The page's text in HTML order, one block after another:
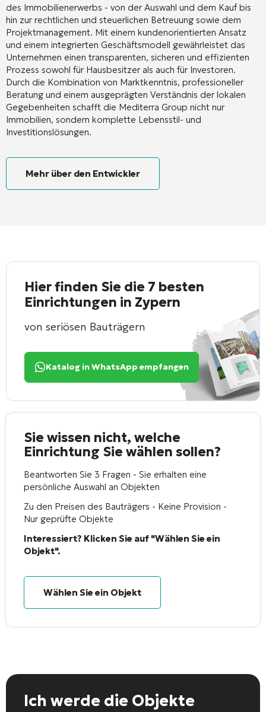
des Immobilienerwerbs - von der Auswahl und dem Kauf bis
hin zur rechtlichen und steuerlichen Betreuung sowie dem
Projektmanagement. Mit einem kundenorientierten Ansatz
und einem integrierten Geschäftsmodell gewährleistet das
Unternehmen einen transparenten, sicheren und effizienten
Prozess sowohl für Hausbesitzer als auch für Investoren.
Durch die Kombination von Marktkenntnis, professioneller
Beratung und einem ausgeprägten Verständnis der lokalen
Gegebenheiten schafft die Mediterra Group nicht nur
Immobilien, sondern komplette Lebensstil- und
Investitionslösungen.
Mehr über den Entwickler
Hier finden Sie die 7 besten
Einrichtungen in Zypern
von seriösen Bauträgern
Katalog in WhatsApp empfangen
Sie wissen nicht, welche
Einrichtung Sie wählen sollen?
Beantworten Sie 3 Fragen - Sie erhalten eine
persönliche Auswahl an Objekten
Zu den Preisen des Bauträgers - Keine Provision -
Nur geprüfte Objekte
Interessiert? Klicken Sie auf "Wählen Sie ein
Objekt".
Wählen Sie ein Objekt
Ich werde die Objekte